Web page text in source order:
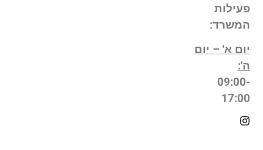
פעילות
המשרד:
יום א' – יום
ה':
09:00-
17:00